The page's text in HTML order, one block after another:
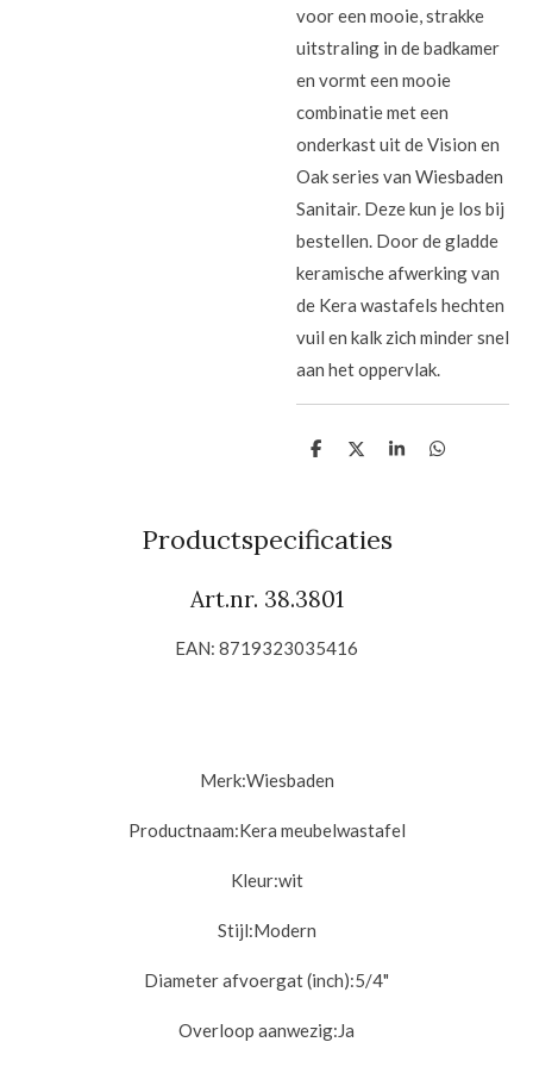
voor een mooie, strakke
uitstraling in de badkamer
en vormt een mooie
combinatie met een
onderkast uit de Vision en
Oak series van Wiesbaden
Sanitair. Deze kun je los bij
bestellen. Door de gladde
keramische afwerking van
de Kera wastafels hechten
vuil en kalk zich minder snel
aan het oppervlak.
D
n
D
S
D
Productspecificaties
Art.nr. 38.3801
EAN: 8719323035416
Merk:Wiesbaden
Productnaam:Kera meubelwastafel
Kleur:wit
Stijl:Modern
Diameter afvoergat (inch):5/4"
Overloop aanwezig:Ja